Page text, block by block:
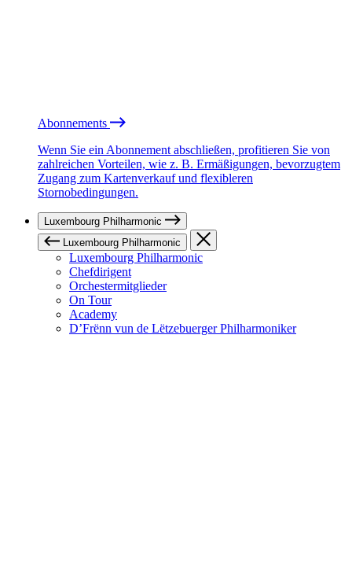
Abonnements
Wenn Sie ein Abonnement abschließen, profitieren Sie von
zahlreichen Vorteilen, wie z. B. Ermäßigungen, bevorzugtem
Zugang zum Kartenverkauf und flexibleren
Stornobedingungen.
Luxembourg Philharmonic
Luxembourg Philharmonic
Luxembourg Philharmonic
Chefdirigent
Orchestermitglieder
On Tour
Academy
D’Frënn vun de Lëtzebuerger Philharmoniker